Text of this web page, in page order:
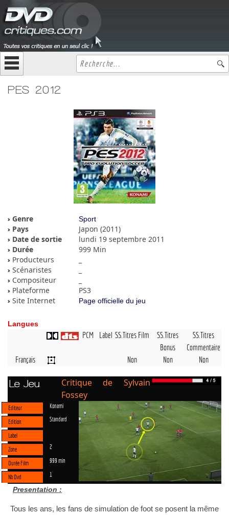
PES 2012
Genre Sport
Pays
Japon (2011)
Date de sortie
lundi 19 septembre 2011
Durée
999 Min
Producteurs
Scénaristes
Compositeur
Plateforme
PS3
Site Internet
Page officielle du jeu
Langues
PCM Label SS.Titres Film
SS.Titres
Bonus
SS.Titres
Commentaire
Français
Non Non Non
Le Jeu
Critique de Sylvain
Fossey
Editeur Konami
Edition Standard
Label
Zone
2
Durée Film 999 min
Nb Dvd 1
Presentation :
Tous les ans, les fans de simulation de foot se posent la même